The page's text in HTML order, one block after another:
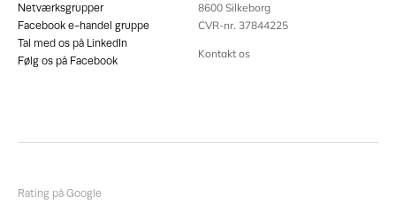
Netværksgrupper
Facebook e-handel gruppe
Tal med os på LinkedIn
Følg os på Facebook
8600 Silkeborg
CVR-nr. 37844225
Kontakt os
Rating på Google